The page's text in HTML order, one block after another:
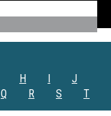
H I
J
Q R S
T